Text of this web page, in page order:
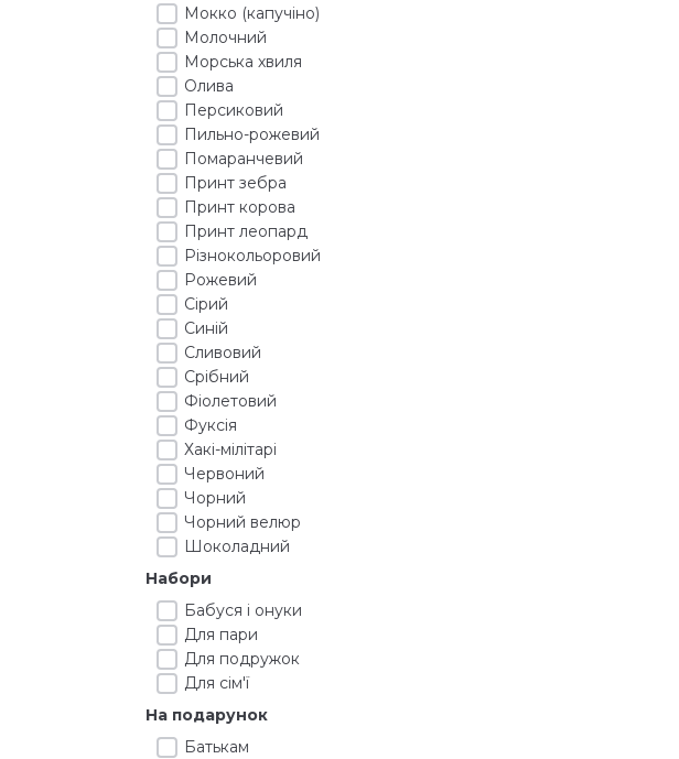
Мокко (капучіно)
Молочний
Морська хвиля
Олива
Персиковий
Пильно-рожевий
Помаранчевий
Принт зебра
Принт корова
Принт леопард
Різнокольоровий
Рожевий
Сірий
Синій
Сливовий
Срібний
Фіолетовий
Фуксія
Хакі-мілітарі
Червоний
Чорний
Чорний велюр
Шоколадний
Набори
Бабуся і онуки
Для пари
Для подружок
Для сім'ї
На подарунок
Батькам